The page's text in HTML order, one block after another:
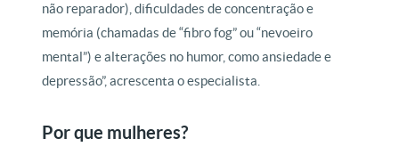
não reparador), dificuldades de concentração e
memória (chamadas de “fibro fog” ou “nevoeiro
mental”) e alterações no humor, como ansiedade e
depressão”, acrescenta o especialista.
Por que mulheres?